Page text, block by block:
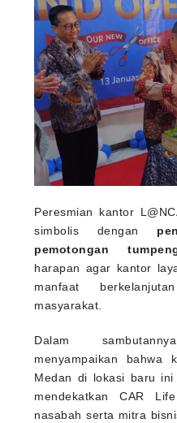
Peresmian kantor
simbolis dengan
pemotongan
harapan agar kantor
manfaat
masyarakat.
Dalam
menyampaikan bahwa
Medan di lokasi baru ini
mendekatkan CAR
nasabah serta mitra